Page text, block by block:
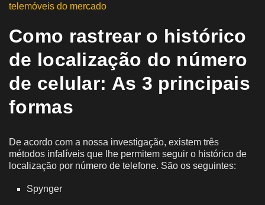
telemóveis do mercado
Como rastrear o histórico
de localização do número
de celular: As 3 principais
formas
De acordo com a nossa investigação, existem três
métodos infalíveis que lhe permitem seguir o histórico de
localização por número de telefone. São os seguintes:
Spynger